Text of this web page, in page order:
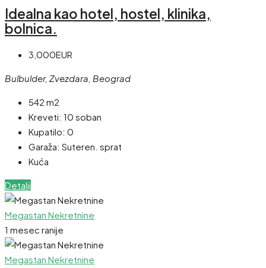
Idealna kao hotel, hostel, klinika,
bolnica.
3,000EUR
Bulbulder, Zvezdara, Beograd
542 m2
Kreveti: 10 soban
Kupatilo: 0
Garaža: Suteren. sprat
Kuća
Detalji
Megastan Nekretnine
1 mesec ranije
Megastan Nekretnine